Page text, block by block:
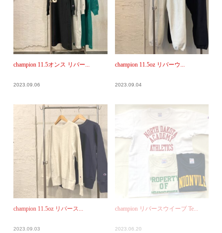
champion 11.5オンス リバー...
2023.09.06
champion 11.5oz リバーウ...
2023.09.04
champion 11.5oz リバース...
2023.09.03
champion リバースウイーブ Te...
2023.06.20